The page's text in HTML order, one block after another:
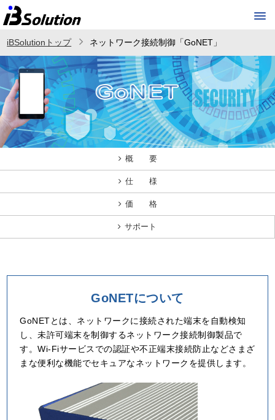
iBSolutionトップ ネットワーク接続制御「GoNET」
概 要
仕 様
価 格
サポート
GoNETについて
GoNETとは、ネットワークに接続された端末を自動検知
し、未許可端末を制御するネットワーク接続制御製品で
す。Wi-Fiサービスでの認証や不正端末接続防止などさまざ
まな便利な機能でセキュアなネットワークを提供します。